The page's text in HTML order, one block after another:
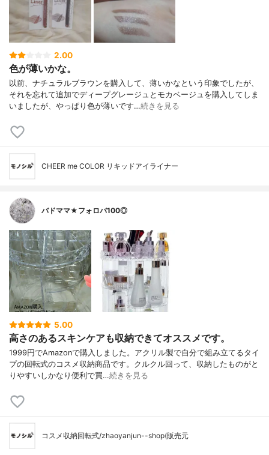
2.00
色が薄いかな。
以前、ナチュラルブラウンを購入して、薄いかなという印象でしたが、
それを忘れて追加でディープグレージュとモカベージュを購入してしま
いましたが、やっぱり色が薄いです…続きを見る
CHEER me COLOR リキッドアイライナー
バドママ★フォロバ100◎
5.00
高さのあるスキンケアも収納できてオススメです。
1999円でAmazonで購入しました。アクリル製で自分で組み立てるタイ
プの回転式のコスメ収納商品です。クルクル回って、収納したものがと
りやすいしかなり便利で買…続きを見る
コスメ収納回転式/zhaoyanjun--shop(販売元